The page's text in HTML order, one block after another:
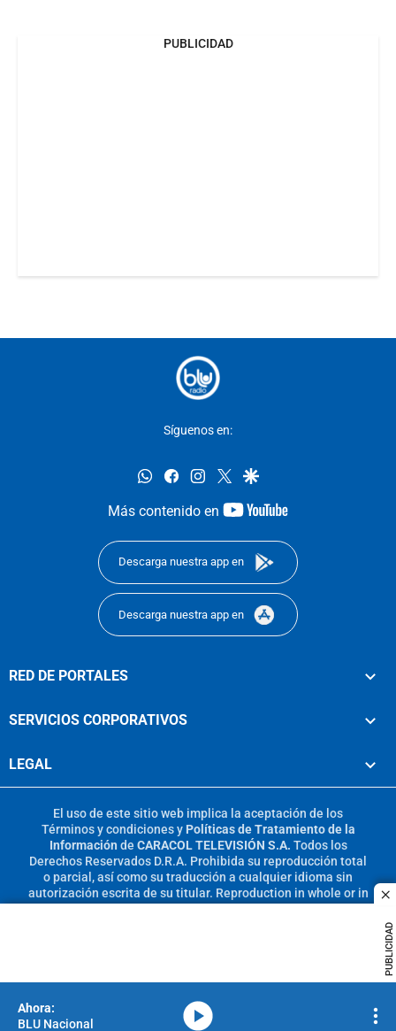
PUBLICIDAD
PUBLICIDAD
Síguenos en:
whatsappfacebookinstagram
twittergoogle
Más contenido en
youtube-
Descarga nuestra app en
Descarga nuestra app en
RED DE PORTALES
SERVICIOS CORPORATIVOS
LEGAL
El uso de este sitio web implica la aceptación de los
Términos y condicionesy Políticas de Tratamiento de la
Información de CARACOL TELEVISIÓN S.A. Todos los
Derechos Reservados D.R.A. Prohibida su reproducción total
o parcial, así como su traducción a cualquier idioma sin
autorización escrita de su titular. Reproduction in whole or in
BLU Nacional